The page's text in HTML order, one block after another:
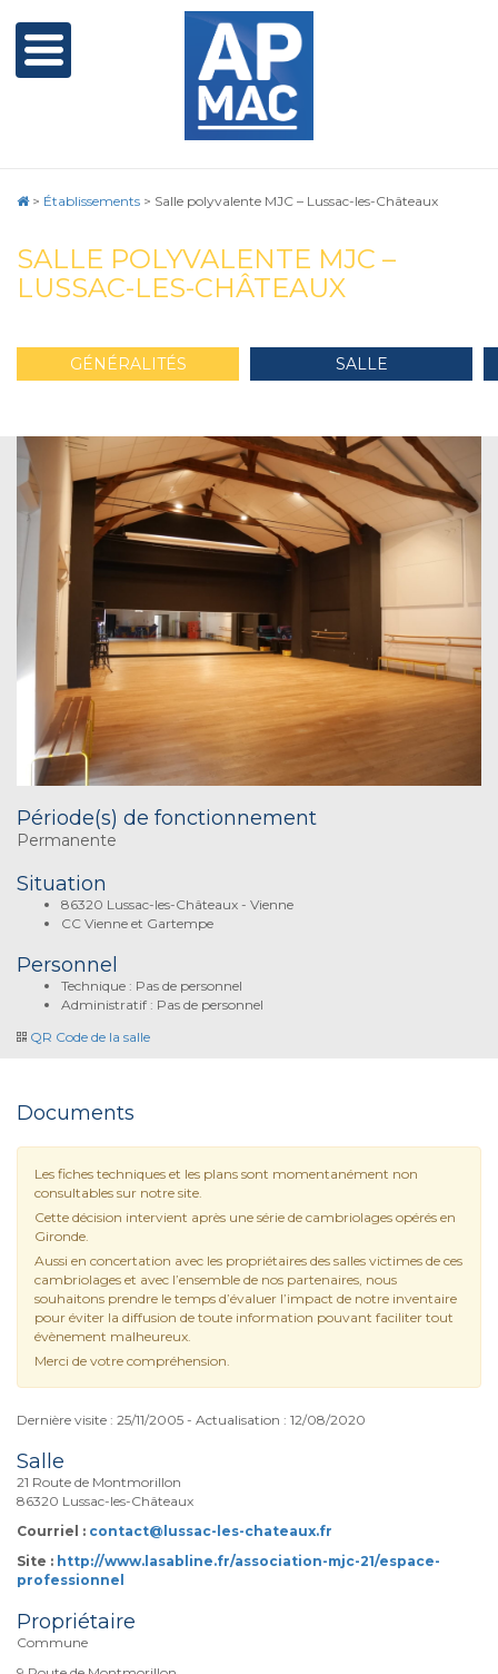
> Établissements > Salle polyvalente MJC – Lussac-les-Châteaux
SALLE POLYVALENTE MJC –
LUSSAC-LES-CHÂTEAUX
GÉNÉRALITÉS SALLE
Période(s) de fonctionnement
Permanente
Situation
86320 Lussac-les-Châteaux - Vienne
CC Vienne et Gartempe
Personnel
Technique : Pas de personnel
Administratif : Pas de personnel
QR Code de la salle
Documents
Les fiches techniques et les plans sont momentanément non
consultables sur notre site.
Cette décision intervient après une série de cambriolages opérés en
Gironde.
Aussi en concertation avec les propriétaires des salles victimes de ces
cambriolages et avec l’ensemble de nos partenaires, nous
souhaitons prendre le temps d’évaluer l’impact de notre inventaire
pour éviter la diffusion de toute information pouvant faciliter tout
évènement malheureux.
Merci de votre compréhension.
Dernière visite : 25/11/2005 - Actualisation : 12/08/2020
Salle
21 Route de Montmorillon
86320 Lussac-les-Châteaux
Courriel : contact@lussac-les-chateaux.fr
Site : http://www.lasabline.fr/association-mjc-21/espace-
professionnel
Propriétaire
Commune